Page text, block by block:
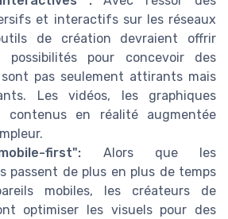
et interactifs sur les réseaux
de création devraient offrir
possibilités pour concevoir des
pas seulement attirants mais
Les vidéos, les graphiques
contenus en réalité augmentée
first": Alors que les
passent de plus en plus de temps
mobiles, les créateurs de
optimiser les visuels pour des